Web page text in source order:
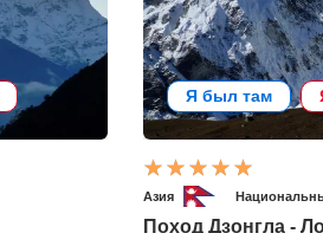
Я был там
Азия
Поход Дзонгла -